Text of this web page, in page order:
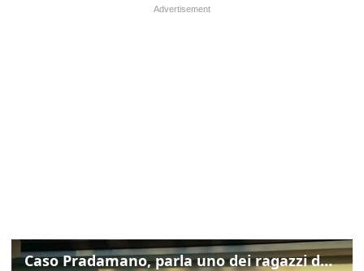
Caso Pradamano, parla uno dei ragazzi denunciati per la limonata: "Volevo anche aiutare i miei"